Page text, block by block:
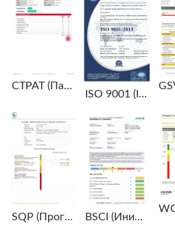
CTPAT (Партнерство таможни и торговли против терроризма): Сертификация безопасности цепочки поставок, направленная на повышение безопасности цепочки поставок для предотвращения терроризма и незаконной контрабанды.
ISO 9001 (ISO, Международная организация по стандартизации): Самый широко применяемый стандарт управления качеством в мире, направленный на постоянное улучшение качества продукции и услуг, повышение удовлетворенности клиентов и укрепление внутреннего управления организацией.
SQP (Программа квалификации поставщиков): Программа, разработанная для обеспечения качества продукции и стабильности поставок. BSCI (Инициатива по социальной ответственности бизнеса): Стандарт аудита социальной ответственности, который гарантирует, что производители в цепочке поставок соответствуют международным стандартам социальной ответственности.